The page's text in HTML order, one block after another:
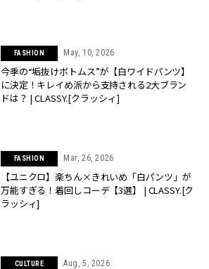
FASHION May, 10, 2026
今季の“垢抜けボトムス”が【白ワイドパンツ】
に決定！キレイめ派から支持される2大ブラン
ドは？ | CLASSY.[クラッシィ]
FASHION Mar, 26, 2026
【ユニクロ】楽ちん×きれいめ「白パンツ」が
万能すぎる！着回しコーデ【3選】 | CLASSY.[ク
ラッシィ]
CULTURE Aug, 5, 2026